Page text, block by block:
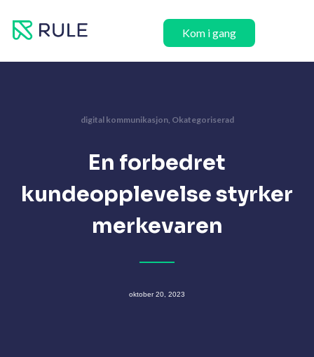
rett
Kom i gang
digital kommunikasjon, Okategoriserad
En forbedret
kundeopplevelse styrker
merkevaren
oktober 20, 2023